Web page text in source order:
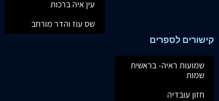
עין איה ברכות
שס עוז והדר מורחב
קישורים לספרים
שמועות ראיה- בראשית
שמות
חזון עובדיה